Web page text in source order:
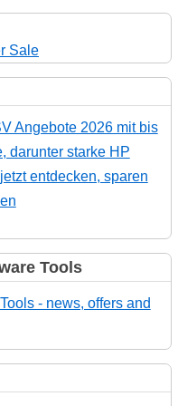
Angebote 2026 mit bis
darunter starke HP
entdecken, sparen
Tools
- news, offers and